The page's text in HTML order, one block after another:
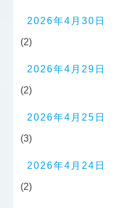
2026年4月30日
(2)
2026年4月29日
(2)
2026年4月25日
(3)
2026年4月24日
(2)